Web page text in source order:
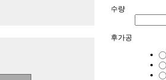
수량
후가공